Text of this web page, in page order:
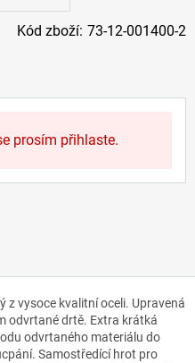
73-12-001400-2
prosím přihlaste.
z vysoce kvalitní oceli. Upravená
odvrtané drtě. Extra krátká
odvrtaného materiálu do
Samostředící hrot pro